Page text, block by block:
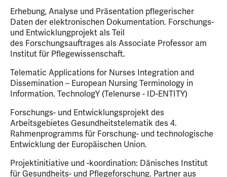
Erhebung, Analyse und Präsentation pflegerischer
Daten der elektronischen Dokumentation. Forschungs-
und Entwicklungprojekt als Teil
des Forschungsauftrages als Associate Professor am
Institut für Pflegewissenschaft.
Telematic Applications for Nurses Integration and
Dissemination – European Nursing Terminology in
Information. TechnologY (Telenurse - ID-ENTITY)
Forschungs- und Entwicklungsprojekt des
Arbeitsgebietes Gesundheitstelematik des 4.
Rahmenprogramms für Forschung- und technologische
Entwicklung der Europäischen Union.
Projektinitiative und -koordination: Dänisches Institut
für Gesundheits- und Pflegeforschung. Partner aus